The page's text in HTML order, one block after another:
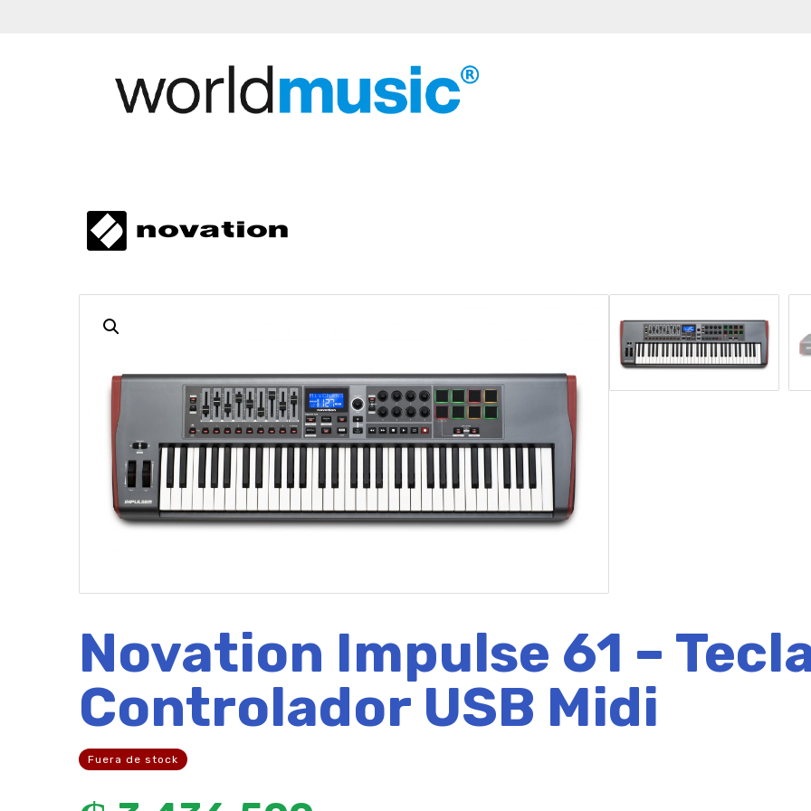
Novation Impulse 61 –
Controlador USB Midi
Fuera de stock